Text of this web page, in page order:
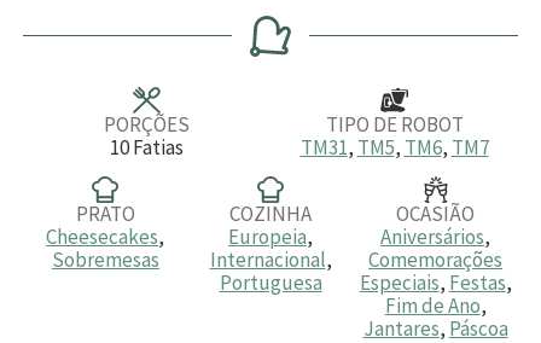
u
n
u
t
u
PORÇÕES
10Fatias
TIPO DE ROBOT
TM31, TM5, TM6, TM7
PRATO
Cheesecakes,
Sobremesas
COZINHA
Europeia,
Internacional,
Portuguesa
OCASIÃO
Aniversários,
Comemorações
Especiais, Festas,
Fim de Ano,
Jantares, Páscoa